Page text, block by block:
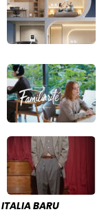
BARU